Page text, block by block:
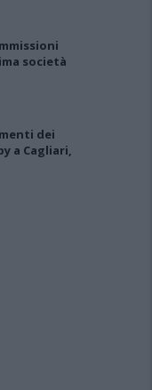
società
dei
a Cagliari,